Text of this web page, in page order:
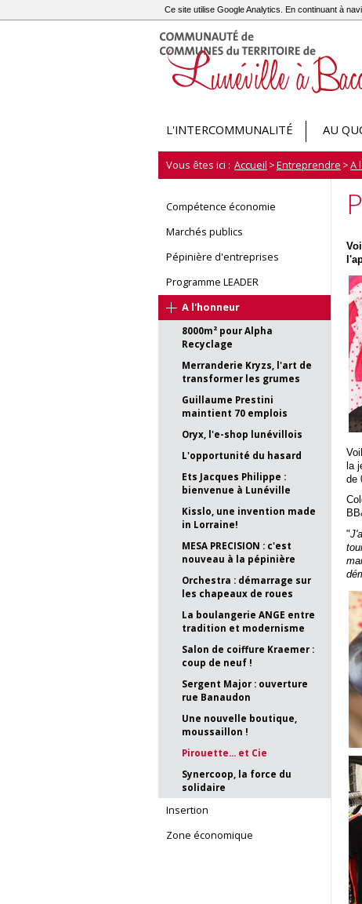
Ce site utilise Google Analytics. En continuant à
Vous êtes ici : Accueil >Entreprendre >A
L'INTERCOMMUNALITÉ AU
Compétence économie
Marchés publics
Pépinière d'entreprises
Programme LEADER
A l'honneur
8000m² pour Alpha
Recyclage
Merranderie Kryzs, l'art de
transformer les grumes
Guillaume Prestini
maintient 70 emplois
Oryx, l'e-shop lunévillois
L'opportunité du hasard
Ets Jacques Philippe :
bienvenue à Lunéville
Kisslo, une invention made
in Lorraine!
MESA PRECISION : c'est
nouveau à la pépinière
Orchestra : démarrage sur
les chapeaux de roues
La boulangerie ANGE entre
tradition et modernisme
Salon de coiffure Kraemer :
coup de neuf !
Sergent Major : ouverture
rue Banaudon
Une nouvelle boutique,
moussaillon !
Pirouette... et Cie
Synercoop, la force du
solidaire
Insertion
Zone économique
la
de
"